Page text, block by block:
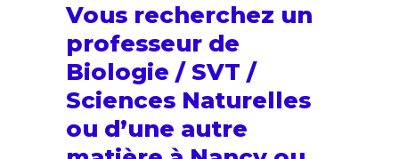
Vous recherchez un
professeur de
Biologie / SVT /
Sciences Naturelles
ou d’une autre